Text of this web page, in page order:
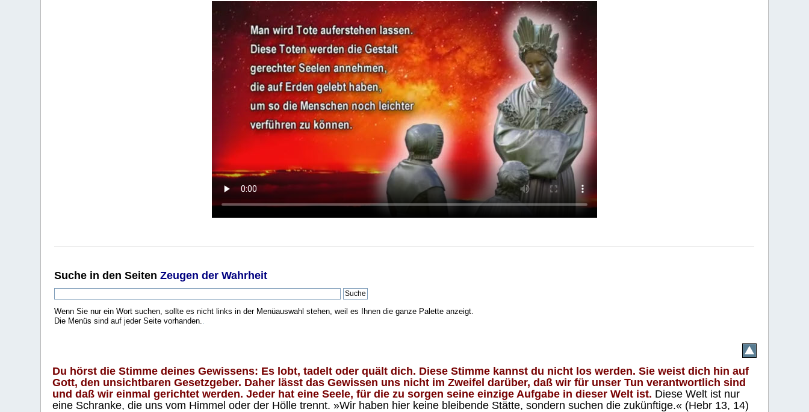
Suche in den SeitenZeugen der Wahrheit
Wenn Sie nur ein Wort suchen, sollte es nicht links in der Menüauswahl stehen, weil es Ihnen die ganze Palette anzeigt.
Die Menüs sind auf jeder Seite vorhanden..
Du hörst die Stimme deines Gewissens: Es lobt, tadelt oder quält dich. Diese Stimme kannst du nicht los werden. Sie weist dich hin auf
Gott, den unsichtbaren Gesetzgeber. Daher lässt das Gewissen uns nicht im Zweifel darüber, daß wir für unser Tun verantwortlich sind
und daß wir einmal gerichtet werden. Jeder hat eine Seele, für die zu sorgen seine einzige Aufgabe in dieser Welt ist. Diese Welt ist nur
eine Schranke, die uns vom Himmel oder der Hölle trennt. »Wir haben hier keine bleibende Stätte, sondern suchen die zukünftige.« (Hebr 13, 14)